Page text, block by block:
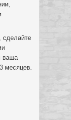
сделайте
ваша
месяцев.